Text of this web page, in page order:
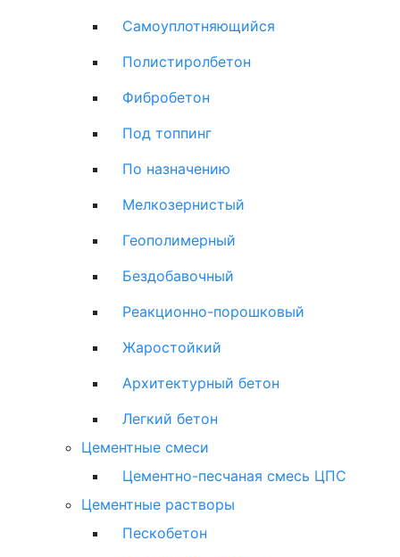
Самоуплотняющийся
Полистиролбетон
Фибробетон
Под топпинг
По назначению
Мелкозернистый
Геополимерный
Бездобавочный
Реакционно-порошковый
Жаростойкий
Архитектурный бетон
Легкий бетон
Цементные смеси
Цементно-песчаная смесь ЦПС
Цементные растворы
Пескобетон